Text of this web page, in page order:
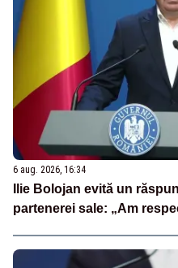
6 aug. 2026, 16:34
Ilie Bolojan evită un
partenerei sale: „Am